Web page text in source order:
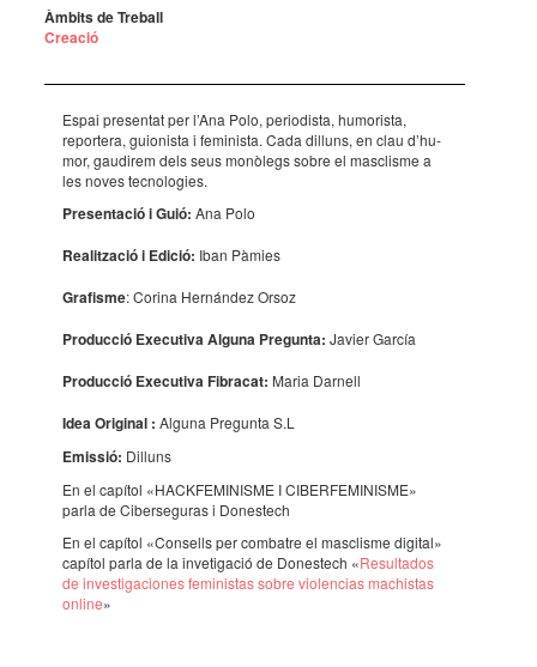
Àmbits de Treball
Creació
Espai presen­tat per l’Ana Polo, peri­o­dista, humo­rista,
repor­tera, guio­nista i femi­nista. Cada dilluns, en clau d’hu­
mor, gaudi­rem dels seus monò­legs sobre el masclisme a
les noves tecno­lo­gies.
Presen­ta­ció i Guió: Ana Polo
Realit­za­ció i Edició: Iban Pàmies
Grafisme: Corina Hernán­dez Orsoz
Produc­ció Execu­tiva Alguna Pregunta: Javier García
Produc­ció Execu­tiva Fibra­cat: Maria Darnell
Idea Origi­nal : Alguna Pregunta S.L
Emis­sió: Dilluns
En el capí­tol «HACK­FE­MI­NISME I CIBER­FE­MI­NISME»
parla de Ciber­se­gu­ras i Dones­tech
En el capí­tol «Consells per comba­tre el masclisme digi­tal»
capí­tol parla de la inve­ti­ga­ció de Dones­tech «Resul­ta­dos
de inves­ti­ga­ci­o­nes femi­nis­tas sobre violen­cias machis­tas
online»